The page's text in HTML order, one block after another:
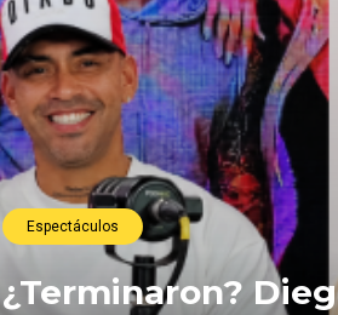
Espectáculos
¿Terminaron?